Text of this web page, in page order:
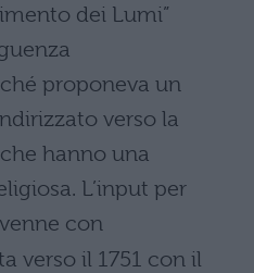
dei Lumi”
proponeva un
verso la
hanno una
L’input per
con
verso il 1751 con il